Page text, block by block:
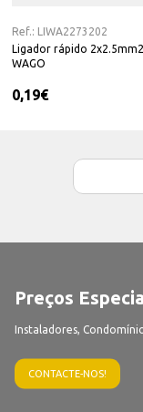
Ref.:
LIWA2273202
Ligador rápido 2x2.5mm2
WAGO
0,19€
Preços
Instaladores,
CONTACTE-NOS!